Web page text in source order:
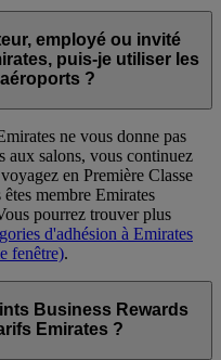
employé ou invité
puis-je utiliser les
?
ne vous donne pas
aux salons, vous continuez
en Première Classe
membre Emirates
pourrez trouver plus
d'adhésion à Emirates
fenêtre).
Business Rewards
Emirates ?